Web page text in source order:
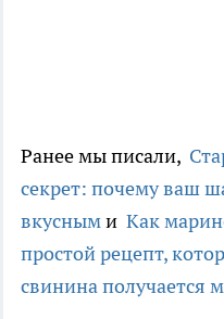
Ранее мы писали,
секрет: почему ваш
вкусными Как
простой рецепт,
свинина получается